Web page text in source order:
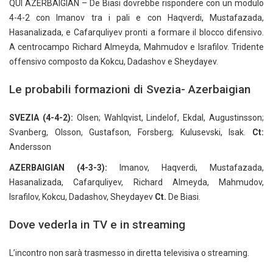
QUI AZERBAIGIAN – De Biasi dovrebbe rispondere con un modulo
4-4-2 con Imanov tra i pali e con Haqverdi, Mustafazada,
Hasanalizada, e Cafarquliyev pronti a formare il blocco difensivo.
A centrocampo Richard Almeyda, Mahmudov e Israfilov. Tridente
offensivo composto da Kokcu, Dadashov e Sheydayev.
Le probabili formazioni di Svezia- Azerbaigian
SVEZIA (4-4-2): Olsen; Wahlqvist, Lindelof, Ekdal, Augustinsson;
Svanberg, Olsson, Gustafson, Forsberg; Kulusevski, Isak. Ct:
Andersson
AZERBAIGIAN (4-3-3): Imanov, Haqverdi, Mustafazada,
Hasanalizada, Cafarquliyev, Richard Almeyda, Mahmudov,
Israfilov, Kokcu, Dadashov, Sheydayev Ct. De Biasi.
Dove vederla in TV e in streaming
L’incontro non sarà trasmesso in diretta televisiva o streaming.